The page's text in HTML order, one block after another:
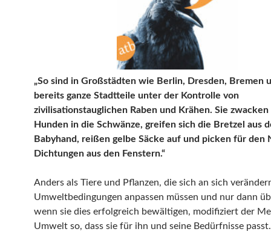
„So sind in Großstädten wie Berlin, Dresden, Bremen
bereits ganze Stadtteile unter der Kontrolle von
zivilisationstauglichen Raben und Krähen. Sie zwacken
Hunden in die Schwänze, greifen sich die Bretzel aus
Babyhand, reißen gelbe Säcke auf und picken für den
Dichtungen aus den Fenstern.“
Anders als Tiere und Pflanzen, die sich an sich
Umweltbedingungen anpassen müssen und nur dann
wenn sie dies erfolgreich bewältigen, modifiziert der
Umwelt so, dass sie für ihn und seine Bedürfnisse passt.